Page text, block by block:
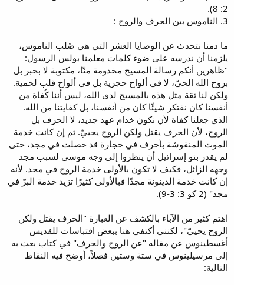
2: 8).
3. الناموس بين الحرف والروح :
ما دمنا نتحدث عن الوصايا العشر التي هي صُلب الناموس،
يلزمنا أن ندرسه على ضوء كلمات معلمنا بولس الرسول:
"ظاهرين أنكم رسالة المسيح مخدومة منّا، مكتوبة لا بحبر بل
بروح الله الحيّ، لا في ألواح حجرية بل في ألواح قلب لحمية.
ولكن لنا ثقة مثل هذه بالمسيح لدى الله، ليس أننا كُفاة من
أنفسنا كان نفتكر شيئًا كان من أنفسنا، بل كفايتنا من الله.
الذي جعلنا كفاة لأن نكون خدام عهد جديد، لا الحرف بل
الروح، لأن الحرف يقتل ولكن الروح يحييّ. ثم إن كانت خدمة
الموت المنقوشة بأحرف في حجارة قد حصلت في مجد، حتى
لم يقدر بنو إسرائيل أن ينظروا إلى وجه موسى لسبب مجد
وجهه الزائل، فكيف لا تكون بالأولى خدمة الروح في مجد. لأنه
إن كانت خدمة الدينونة مجدًا فبالأولى كثيرًا تزيد خدمة البرّ في
مجد" (2 كو 3: 3-9).
اهتم كثير من الآباء بالكشف عن العبارة "الحرف يقتل ولكن
الروح يحييّ"، لكنني أكتفي هنا ببعض اقتباسات للقديس
أغسطينوس عن مقاله "عن الروح والحرف" في كتاب بعث به
إلى مرسيلينوس في ستة وستين فصلاً، أوضح فيه النقاط
التالية: